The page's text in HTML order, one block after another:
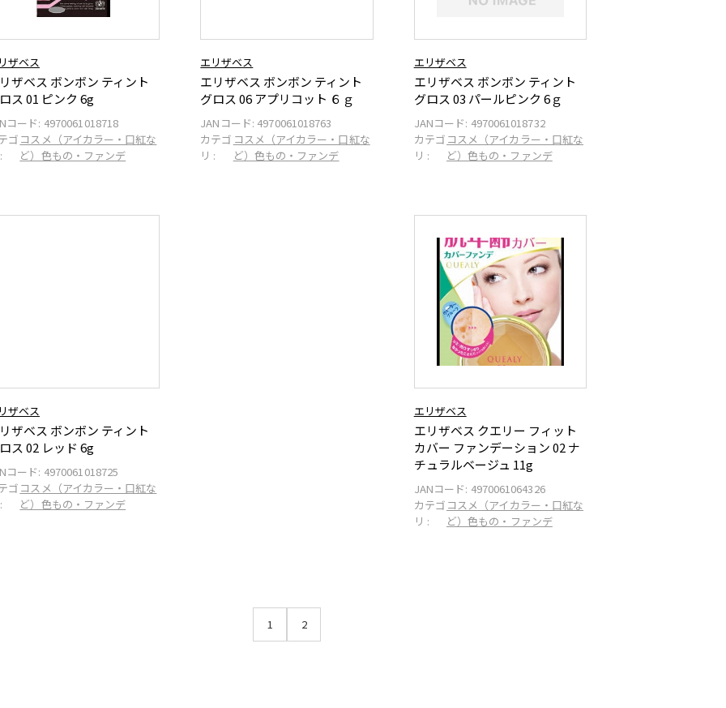
ザベス
ザベス ボンボン ティント
ス 01 ピンク 6g
コード: 4970061018718
ゴ コスメ（アイカラー・口紅な
ど）色もの・ファンデ
エリザベス
エリザベス ボンボン ティント
グロス 06 アプリコット ６ｇ
JANコード: 4970061018763
カテゴ
リ :
コスメ（アイカラー・口紅な
ど）色もの・ファンデ
エリザベス
エリザベス ボンボン ティント
グロス 03 パールピンク 6ｇ
JANコード: 4970061018732
カテゴ
リ :
コスメ（アイカラー・口紅な
ど）色もの・ファンデ
ザベス
ザベス ボンボン ティント
ス 02 レッド 6g
コード: 4970061018725
ゴ コスメ（アイカラー・口紅な
ど）色もの・ファンデ
エリザベス
エリザベス クエリー フィット
カバー ファンデーション 02 ナ
チュラルベージュ 11g
JANコード: 4970061064326
カテゴ
リ :
コスメ（アイカラー・口紅な
ど）色もの・ファンデ
1 2